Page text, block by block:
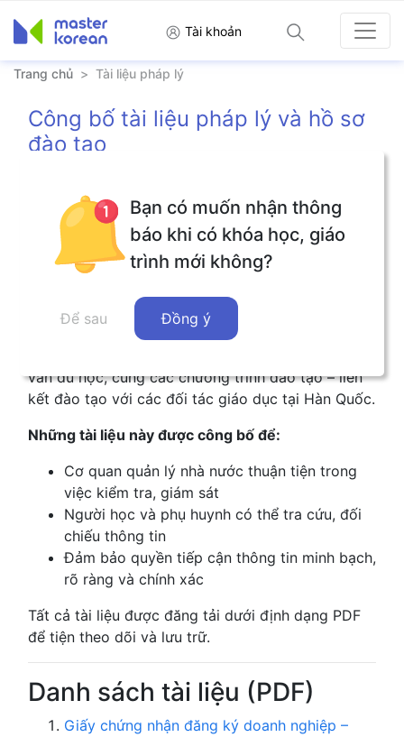
Tài khoản
Trang chủ > Tài liệu pháp lý
Công bố tài liệu pháp lý và hồ sơ
đào tạo
Nhằm đảm bảo tính minh bạch trong hoạt động
đào tạo, tư vấn du học và cung cấp dịch vụ giáo
dục, Visang Việt Nam công bố các tài liệu pháp lý
và hồ sơ liên quan theo đúng quy định của pháp
Các tài liệu dưới đây bao gồm giấy phép hoạt
vấn du học, cùng các chương trình đào tạo – liên
kết đào tạo với các đối tác giáo dục tại Hàn Quốc.
Những tài liệu này được công bố để:
Cơ quan quản lý nhà nước thuận tiện trong
việc kiểm tra, giám sát
Người học và phụ huynh có thể tra cứu, đối
chiếu thông tin
Đảm bảo quyền tiếp cận thông tin minh bạch,
rõ ràng và chính xác
Tất cả tài liệu được đăng tải dưới định dạng PDF
để tiện theo dõi và lưu trữ.
Danh sách tài liệu (PDF)
Giấy chứng nhận đăng ký doanh nghiệp –
Bạn có muốn nhận thông
báo khi có khóa học, giáo
trình mới không?
Để sau Đồng ý